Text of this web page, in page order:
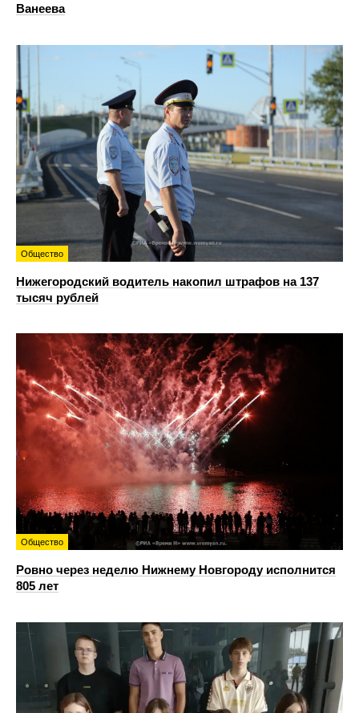
Ванеева
Общество
Нижегородский водитель накопил штрафов на 137
тысяч рублей
Общество
Ровно через неделю Нижнему Новгороду исполнится
805 лет